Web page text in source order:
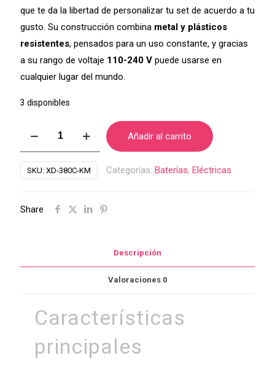
que te da la libertad de personalizar tu set de acuerdo a tu
gusto. Su construcción combina metal y plásticos
resistentes, pensados para un uso constante, y gracias
a su rango de voltaje 110-240 V puede usarse en
cualquier lugar del mundo.
3 disponibles
Stanton
XD-
KM
Añadir al carrito
SKU: XD-380C-KM Categorías: Baterías, Eléctricas
Share
Descripción
Valoraciones 0
Características
principales